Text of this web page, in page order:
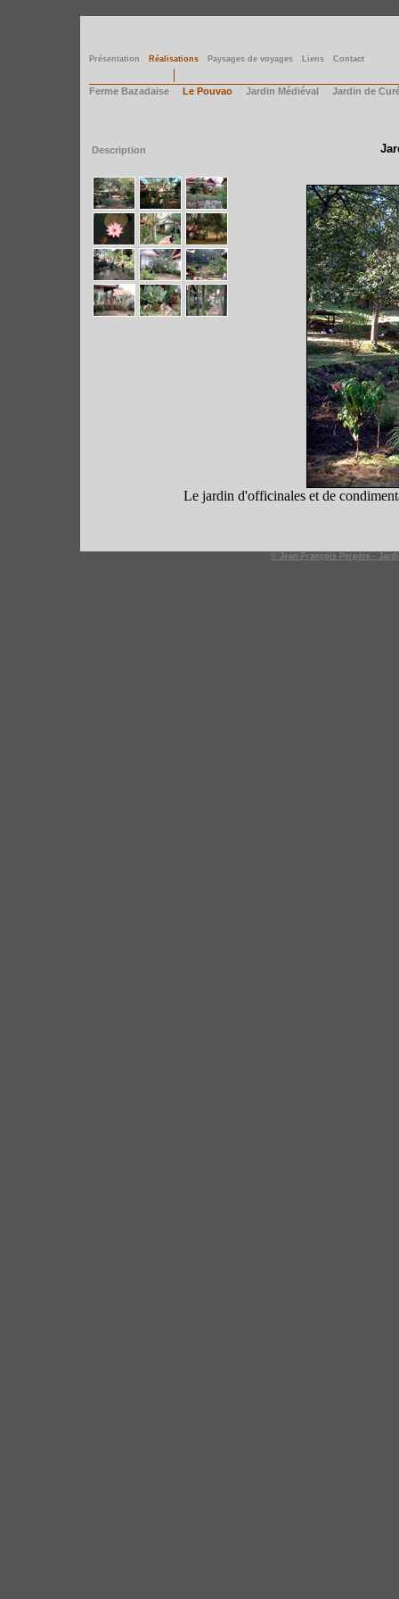
Présentation Réalisations Paysages de voyages Liens Contact
Ferme Bazadaise Le Pouvao Jardin Médiéval Jardin de
Description
Le jardin d'officinales et de
© Jean-François Perpère -